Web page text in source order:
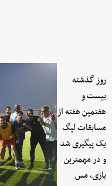
روز گذشته
بیست و
هفتمین هفته از
مسابقات لیگ
یک پیگیری شد
و در مهمترین
بازی، مس